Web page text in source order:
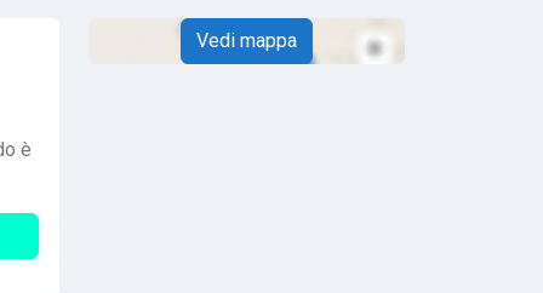
è
Vedi mappa